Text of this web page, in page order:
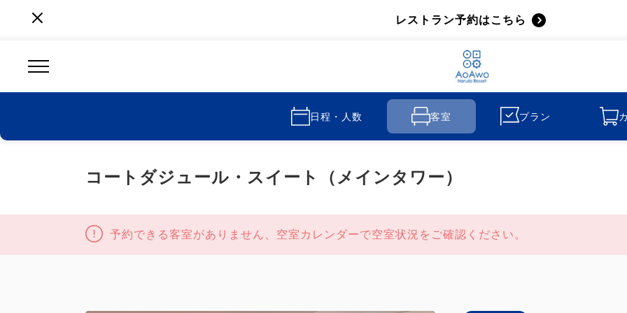
レストラン予約はこちら
日程・人数 客室 プラン
コートダジュール・スイート（メインタワー）
予約できる客室がありません、空室カレンダーで空室状況をご確認ください。